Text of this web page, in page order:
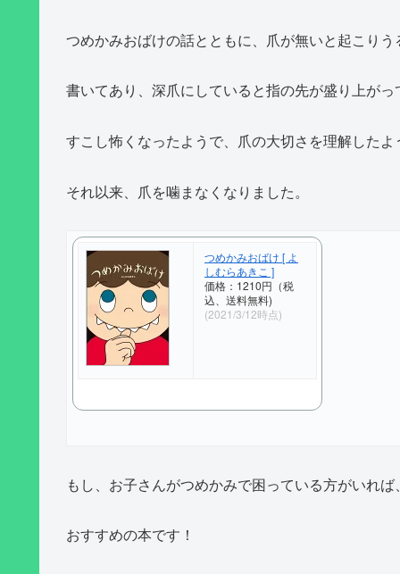
つめかみおばけの話とともに、爪が無いと起こり
書いてあり、深爪にしていると指の先が盛り上が
すこし怖くなったようで、爪の大切さを理解したよ
それ以来、爪を噛まなくなりました。
つめかみおばけ [ よ
しむらあきこ ]
価格：1210円（税
込、送料無料)
(2021/3/12時点)
もし、お子さんがつめかみで困っている方がいれば
おすすめの本です！